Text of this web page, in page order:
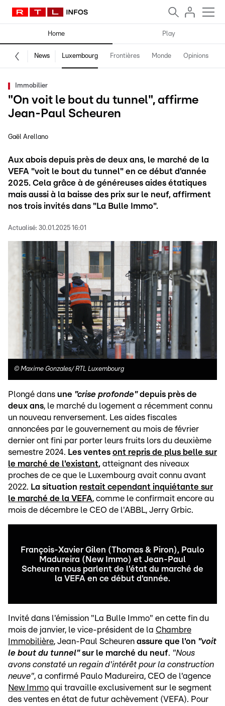
Home Play
News Luxembourg Frontières Monde Opinions
Immobilier
"On voit le bout du tunnel", affirme
Jean-Paul Scheuren
Gaël Arellano
Aux abois depuis près de deux ans, le marché de la
VEFA "voit le bout du tunnel" en ce début d'année
2025. Cela grâce à de généreuses aides étatiques
mais aussi à la baisse des prix sur le neuf, affirment
nos trois invités dans "La Bulle Immo".
Actualisé: 30.01.2025 16:01
© Maxime Gonzales/ RTL Luxembourg
Plongé dans une "crise profonde"depuis près de
deux ans, le marché du logement a récemment connu
un nouveau renversement. Les aides fiscales
annoncées par le gouvernement au mois de février
dernier ont fini par porter leurs fruits lors du deuxième
semestre 2024. Les ventes ont repris de plus belle sur
le marché de l'existant, atteignant des niveaux
proches de ce que le Luxembourg avait connu avant
2022. La situation restait cependant inquiétante sur
le marché de la VEFA, comme le confirmait encore au
mois de décembre le CEO de l'ABBL, Jerry Grbic.
François-Xavier Gilen (Thomas & Piron), Paulo
Madureira (New Immo) et Jean-Paul
Scheuren nous parlent de l'état du marché de
la VEFA en ce début d'année.
Invité dans l'émission "La Bulle Immo" en cette fin du
mois de janvier, le vice-président de la Chambre
Immobilière, Jean-Paul Scheuren assure que l'on "voit
le bout du tunnel"sur le marché du neuf. "Nous
avons constaté un regain d'intérêt pour la construction
neuve", a confirmé Paulo Madureira, CEO de l'agence
New Immo qui travaille exclusivement sur le segment
des ventes en état de futur achèvement (VEFA). Pour